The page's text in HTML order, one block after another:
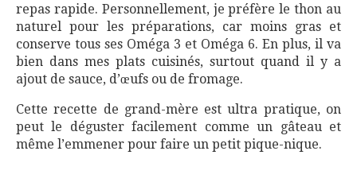
repas rapide. Personnellement, je préfère le thon au
naturel pour les préparations, car moins gras et
conserve tous ses Oméga 3 et Oméga 6. En plus, il va
bien dans mes plats cuisinés, surtout quand il y a
ajout de sauce, d’œufs ou de fromage.
Cette recette de grand-mère est ultra pratique, on
peut le déguster facilement comme un gâteau et
même l’emmener pour faire un petit pique-nique.